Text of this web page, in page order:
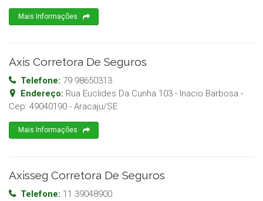
Mais Informações
Axis Corretora De Seguros
Telefone: 79 98650313
Endereço: Rua Euclides Da Cunha 103 - Inacio Barbosa -
Cep: 49040190 - Aracaju/SE
Mais Informações
Axisseg Corretora De Seguros
Telefone: 11 39048900